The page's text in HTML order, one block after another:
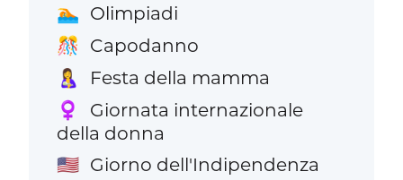
🏊 Olimpiadi
🎊 Capodanno
🤱 Festa della mamma
♀️
Giornata internazionale
della donna
🇺🇸 Giorno dell'Indipendenza